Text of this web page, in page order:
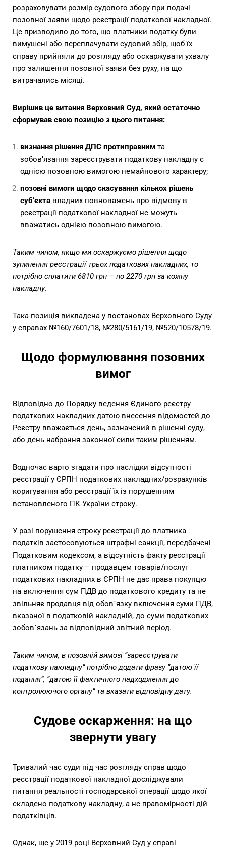
розраховувати розмір судового збору при подачі
позовної заяви щодо реєстрації податкової накладної.
Це призводило до того, що платники податку були
вимушені або переплачувати судовий збір, щоб їх
справу прийняли до розгляду або оскаржувати ухвалу
про залишення позовної заяви без руху, на що
витрачались місяці.
Вирішив це витання Верховний Суд, який остаточно
сформував свою позицію з цього питання:
визнання рішення ДПС протиправним та
зобов’язання зареєструвати податкову накладну є
однією позовною вимогою немайнового характеру;
позовні вимоги щодо скасування кількох рішень
суб’єкта владних повноважень про відмову в
реєстрації податкової накладної не можуть
вважатись однією позовною вимогою.
Таким чином, якщо ми оскаржуємо рішення щодо
зупинення реєстрації трьох податкових накладних, то
потрібно сплатити 6810 грн – по 2270 грн за кожну
накладну.
Така позиція викладена у постановах Верховного Суду
у справах №160/7601/18, №280/5161/19, №520/10578/19.
Щодо формулювання позовних
вимог
Відповідно до Порядку ведення Єдиного реєстру
податкових накладних датою внесення відомостей до
Реєстру вважається день, зазначений в рішенні суду,
або день набрання законної сили таким рішенням.
Водночас варто згадати про наслідки відсутності
реєстрації у ЄРПН податкових накладних/розрахунків
коригування або реєстрації їх із порушенням
встановленого ПК України строку.
У разі порушення строку реєстрації до платника
податків застосовуються штрафні санкції, передбачені
Податковим кодексом, а відсутність факту реєстрації
платником податку – продавцем товарів/послуг
податкових накладних в ЄРПН не дає права покупцю
на включення сум ПДВ до податкового кредиту та не
звільняє продавця від обов`язку включення суми ПДВ,
вказаної в податковій накладній, до суми податкових
зобов`язань за відповідний звітний період.
Таким чином, в позовній вимозі “зареєструвати
податкову накладну” потрібно додати фразу “датою її
подання”, “датою її фактичного надходження до
контролюючого органу” та вказати відповідну дату.
Судове оскарження: на що
звернути увагу
Тривалий час суди під час розгляду справ щодо
реєстрації податкової накладної досліджували
питання реальності господарської операції щодо якої
складено податкову накладну, а не правомірності дій
податківців.
Однак, ще у 2019 році Верховний Суд у справі